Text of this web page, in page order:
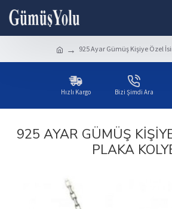
925 Ayar Gümüş Kişiye Özel
Hızlı Kargo Bizi Şimdi Ara
925 AYAR GÜMÜŞ
PLAKA